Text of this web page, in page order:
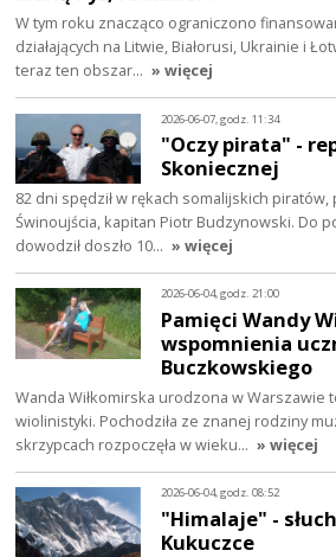
W tym roku znacząco ograniczono
działających na Litwie, Białorusi, Ukrainie i
teraz ten obszar… » więcej
2026-06-07, godz. 11:34
"Oczy pirata" -
Skoniecznej
82 dni spędził w rękach somalijskich piratów,
Świnoujścia, kapitan Piotr Budzynowski. Do
dowodził doszło 10… » więcej
2026-06-04, godz. 21:00
Pamięci Wandy
wspomnienia
Buczkowskiego
Wanda Wiłkomirska urodzona w Warszawie
wiolinistyki. Pochodziła ze znanej rodziny
skrzypcach rozpoczęła w wieku… » więcej
2026-06-04, godz. 08:52
"Himalaje" -
Kukuczce